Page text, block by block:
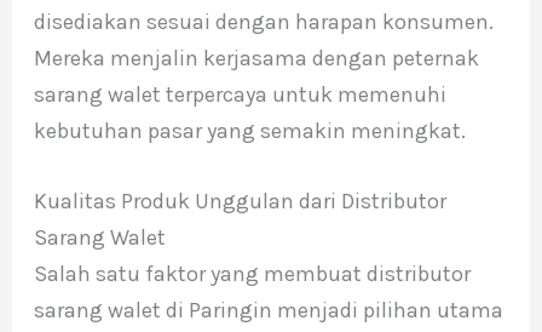
disediakan sesuai dengan harapan konsumen.
Mereka menjalin kerjasama dengan peternak
sarang walet terpercaya untuk memenuhi
kebutuhan pasar yang semakin meningkat.
Kualitas Produk Unggulan dari Distributor
Sarang Walet
Salah satu faktor yang membuat distributor
sarang walet di Paringin menjadi pilihan utama